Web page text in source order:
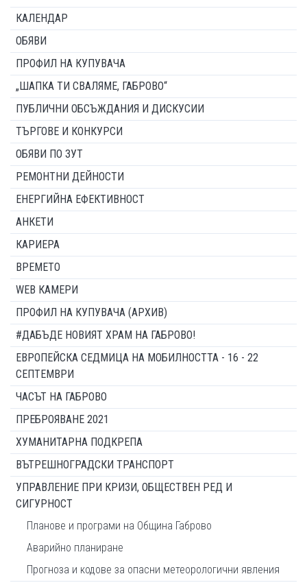
КАЛЕНДАР
ОБЯВИ
ПРОФИЛ НА КУПУВАЧА
„ШАПКА ТИ СВАЛЯМЕ, ГАБРОВО“
ПУБЛИЧНИ ОБСЪЖДАНИЯ И ДИСКУСИИ
ТЪРГОВЕ И КОНКУРСИ
ОБЯВИ ПО ЗУТ
РЕМОНТНИ ДЕЙНОСТИ
ЕНЕРГИЙНА ЕФЕКТИВНОСТ
АНКЕТИ
КАРИЕРА
ВРЕМЕТО
WEB КАМЕРИ
ПРОФИЛ НА КУПУВАЧА (АРХИВ)
#ДАБЪДЕ НОВИЯТ ХРАМ НА ГАБРОВО!
ЕВРОПЕЙСКА СЕДМИЦА НА МОБИЛНОСТТА - 16 - 22
СЕПТЕМВРИ
ЧАСЪТ НА ГАБРОВО
ПРЕБРОЯВАНЕ 2021
ХУМАНИТАРНА ПОДКРЕПА
ВЪТРЕШНОГРАДСКИ ТРАНСПОРТ
УПРАВЛЕНИЕ ПРИ КРИЗИ, ОБЩЕСТВЕН РЕД И
СИГУРНОСТ
Планове и програми на Община Габрово
Аварийно планиране
Прогноза и кодове за опасни метеорологични явления